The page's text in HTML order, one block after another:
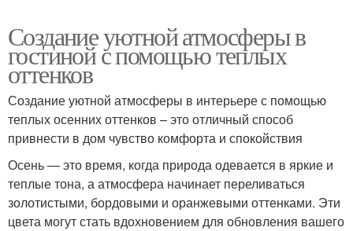
Создание уютной атмосферы в
гостиной с помощью теплых
оттенков
Создание уютной атмосферы в интерьере с помощью
теплых осенних оттенков – это отличный способ
привнести в дом чувство комфорта и спокойствия
Осень — это время, когда природа одевается в яркие и
теплые тона, а атмосфера начинает переливаться
золотистыми, бордовыми и оранжевыми оттенками. Эти
цвета могут стать вдохновением для обновления вашего